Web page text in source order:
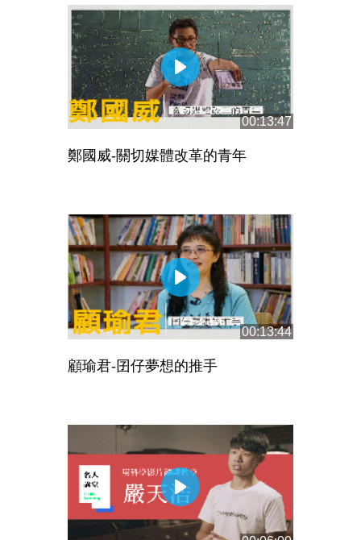
00:13:47
鄭國威-關切媒體改革的青年
00:13:44
顧瑜君-囝仔夢想的推手